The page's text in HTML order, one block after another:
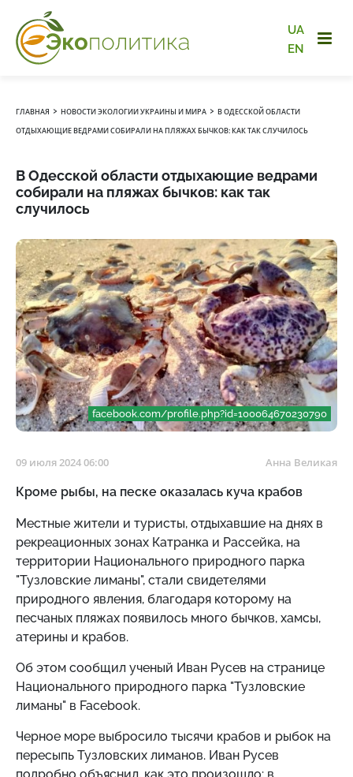
UA
EN
ГЛАВНАЯ › НОВОСТИ ЭКОЛОГИИ УКРАИНЫ И МИРА › В ОДЕССКОЙ ОБЛАСТИ
ОТДЫХАЮЩИЕ ВЕДРАМИ СОБИРАЛИ НА ПЛЯЖАХ БЫЧКОВ: КАК ТАК СЛУЧИЛОСЬ
В Одесской области отдыхающие ведрами
собирали на пляжах бычков: как так
случилось
facebook.com/profile.php?id=100064670230790
09 июля 2024 06:00 Анна Великая
Кроме рыбы, на песке оказалась куча крабов
Местные жители и туристы, отдыхавшие на днях в
рекреационных зонах Катранка и Рассейка, на
территории Национального природного парка
"Тузловские лиманы", стали свидетелями
природного явления, благодаря которому на
песчаных пляжах появилось много бычков, хамсы,
атерины и крабов.
Об этом сообщил ученый Иван Русев на странице
Национального природного парка "Тузловские
лиманы" в Facebook.
Черное море выбросило тысячи крабов и рыбок на
пересыпь Тузловских лиманов. Иван Русев